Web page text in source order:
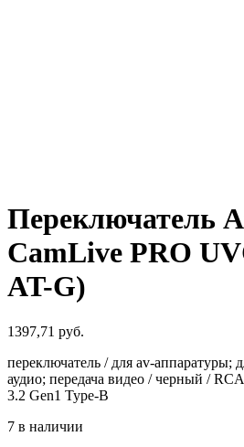
Переключатель
CamLive PRO
AT-G)
1397,71 руб.
переключатель / для av-аппаратуры;
аудио; передача видео / черный /
3.2 Gen1 Type-B
7 в наличии